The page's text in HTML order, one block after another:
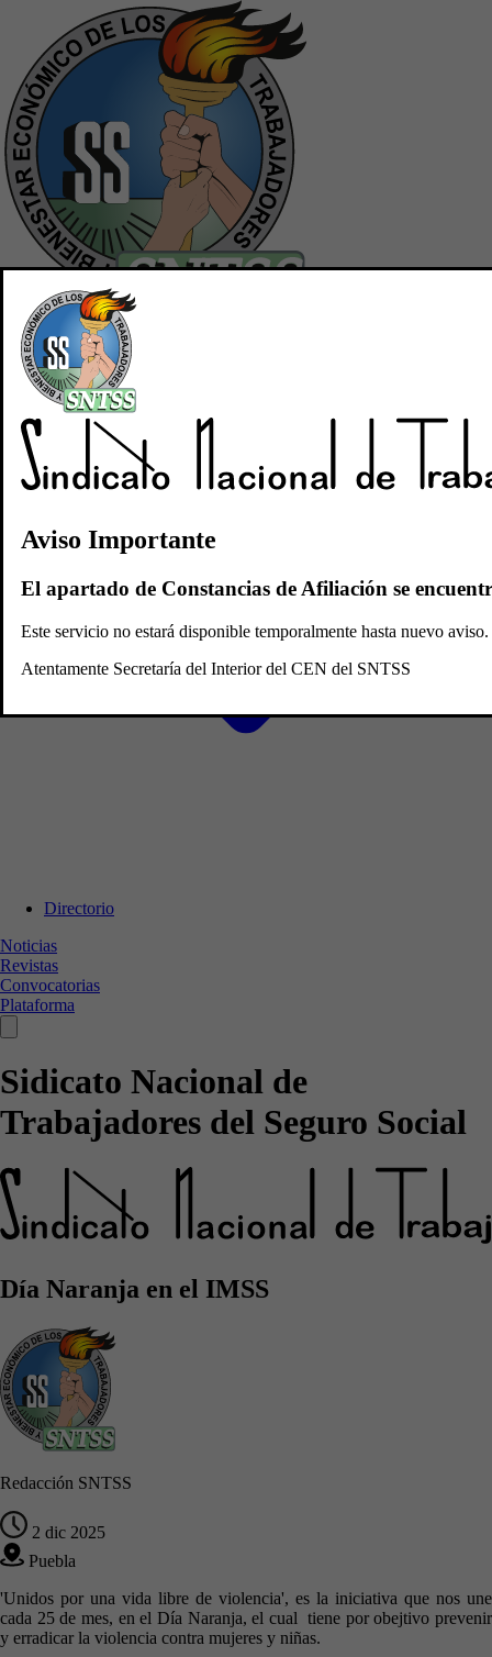
Inicio
Quiénes Somos
Directorio
Noticias
Revistas
Convocatorias
Plataforma
Sidicato Nacional de
Trabajadores del Seguro Social
Aviso Importante
El apartado de Constancias de Afiliación se
Este servicio no estará disponible temporalmente hasta nuevo
Atentamente Secretaría del Interior del CEN del SNTSS
Día Naranja en el IMSS
Redacción SNTSS
2 dic 2025
Puebla
'Unidos por una vida libre de violencia', es la iniciativa que nos une
cada 25 de mes, en el Día Naranja, el cual tiene por obejtivo prevenir
y erradicar la violencia contra mujeres y niñas.